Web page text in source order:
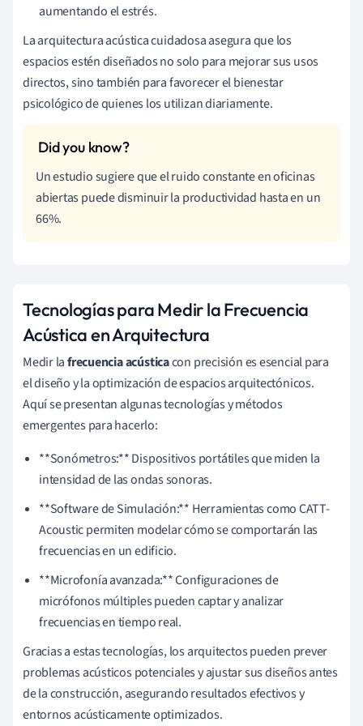
aumentando el estrés.
La arquitectura acústica cuidadosa asegura que los
espacios estén diseñados no solo para mejorar sus usos
directos, sino también para favorecer el bienestar
psicológico de quienes los utilizan diariamente.
Un estudio sugiere que el ruido constante en oficinas
abiertas puede disminuir la productividad hasta en un
66%.
Tecnologías para Medir la Frecuencia
Acústica en Arquitectura
Medir lafrecuencia acústicacon precisión es esencial para
el diseño y la optimización de espacios arquitectónicos.
Aquí se presentan algunas tecnologías y métodos
emergentes para hacerlo:
**Sonómetros:** Dispositivos portátiles que miden la
intensidad de las ondas sonoras.
**Software de Simulación:** Herramientas como CATT-
Acoustic permiten modelar cómo se comportarán las
frecuencias en un edificio.
**Microfonía avanzada:** Configuraciones de
micrófonos múltiples pueden captar y analizar
frecuencias en tiempo real.
Gracias a estas tecnologías, los arquitectos pueden prever
problemas acústicos potenciales y ajustar sus diseños antes
de la construcción, asegurando resultados efectivos y
entornos acústicamente optimizados.